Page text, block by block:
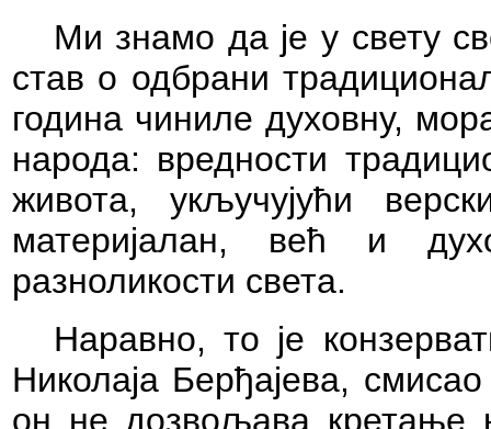
Ми знамо да је у свету
став о одбрани
година чиниле духовну,
народа: вредности
живота, укључујући
материјалан, већ и
разноликости света.
Наравно, то је
Николаја Берђајева,
он не дозвољава кретање